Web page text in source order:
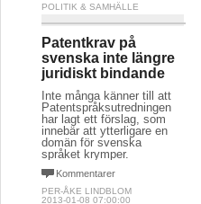
POLITIK & SAMHÄLLE
Patentkrav på
svenska inte längre
juridiskt bindande
Inte många känner till att
Patentspråksutredningen
har lagt ett förslag, som
innebär att ytterligare en
domän för svenska
språket krymper.
Kommentarer
PER-ÅKE LINDBLOM
2013-01-08 07:00:00